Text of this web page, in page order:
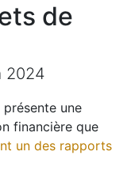
de
2024
présente une
financière que
un des rapports